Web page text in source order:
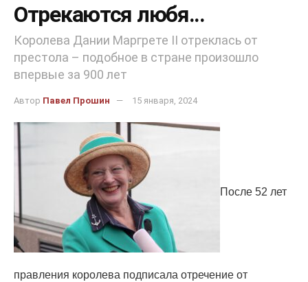
Отрекаются любя…
Королева Дании Маргрете II отреклась от
престола – подобное в стране произошло
впервые за 900 лет
Автор Павел Прошин 15 января, 2024
После 52 лет
правления королева подписала отречение от